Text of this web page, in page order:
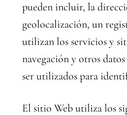
pueden incluir, la
geolocalización, un
utilizan los servicios y
navegación y otros
ser utilizados para
El sitio Web utiliza los